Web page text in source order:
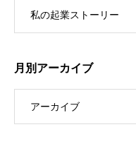
私の起業ストーリー
月別アーカイブ
アーカイブ